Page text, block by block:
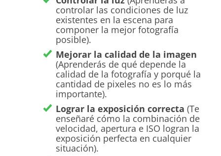
controlar las condiciones de luz
existentes en la escena para
componer la mejor fotografía
posible).
Mejorar la calidad de la imagen
(Aprenderás de qué depende la
calidad de la fotografía y porqué la
cantidad de pixeles no es lo más
importante).
Lograr la exposición correcta (Te
enseñaré cómo la combinación de
velocidad, apertura e ISO logran la
exposición perfecta en cualquier
situación).